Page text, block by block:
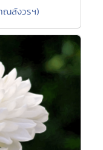
ณสังวรฯ)